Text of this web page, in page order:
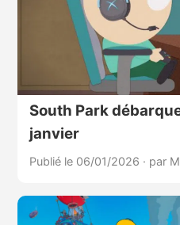
South Park
janvier
Publié le 06/01/2026 · par